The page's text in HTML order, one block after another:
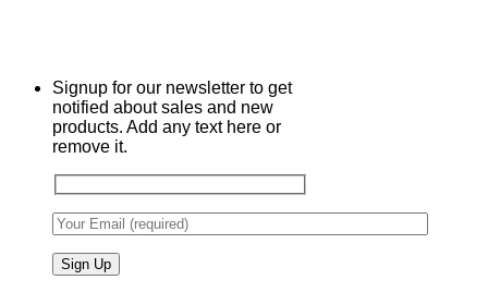
Signup for our newsletter to get
notified about sales and new
products. Add any text here or
remove it.